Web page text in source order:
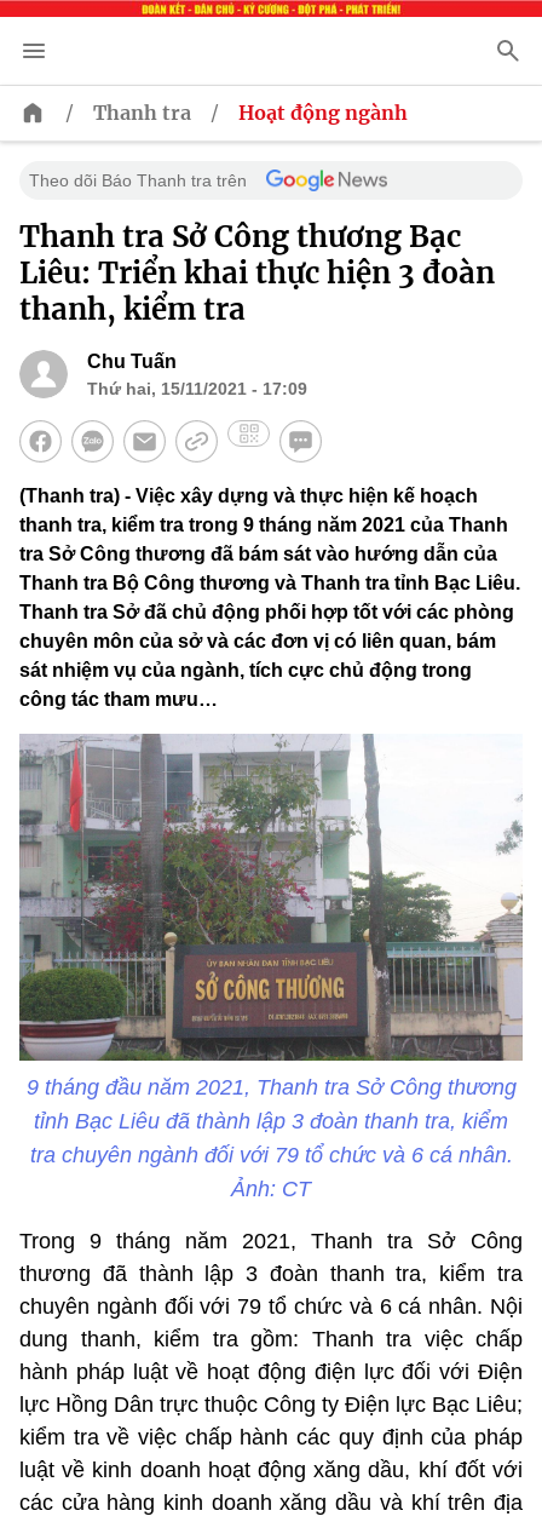
/ Thanh tra / Hoạt động ngành
Theo dõi Báo Thanh tra trên
Thanh tra Sở Công thương Bạc
Liêu: Triển khai thực hiện 3 đoàn
thanh, kiểm tra
Chu Tuấn
Thứ hai, 15/11/2021 - 17:09
(Thanh tra) - Việc xây dựng và thực hiện kế hoạch
thanh tra, kiểm tra trong 9 tháng năm 2021 của Thanh
tra Sở Công thương đã bám sát vào hướng dẫn của
Thanh tra Bộ Công thương và Thanh tra tỉnh Bạc Liêu.
Thanh tra Sở đã chủ động phối hợp tốt với các phòng
chuyên môn của sở và các đơn vị có liên quan, bám
sát nhiệm vụ của ngành, tích cực chủ động trong
công tác tham mưu…
9 tháng đầu năm 2021, Thanh tra Sở Công thương
tỉnh Bạc Liêu đã thành lập 3 đoàn thanh tra, kiểm
tra chuyên ngành đối với 79 tổ chức và 6 cá nhân.
Ảnh: CT
Trong 9 tháng năm 2021, Thanh tra Sở Công
thương đã thành lập 3 đoàn thanh tra, kiểm tra
chuyên ngành đối với 79 tổ chức và 6 cá nhân. Nội
dung thanh, kiểm tra gồm: Thanh tra việc chấp
hành pháp luật về hoạt động điện lực đối với Điện
lực Hồng Dân trực thuộc Công ty Điện lực Bạc Liêu;
kiểm tra về việc chấp hành các quy định của pháp
luật về kinh doanh hoạt động xăng dầu, khí đốt với
các cửa hàng kinh doanh xăng dầu và khí trên địa